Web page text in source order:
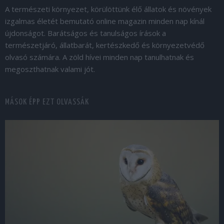
A természeti környezet, körülöttünk élő állatok és növények
izgalmas életét bemutató online magazin minden nap kínál
újdonságot. Barátságos és tanulságos írások a
természetjáró, állatbarát, kertészkedő és környezetvédő
olvasó számára. A zöld hívei minden nap tanulhatnak és
megoszthatnak valami jót.
MÁSOK ÉPP EZT OLVASSÁK